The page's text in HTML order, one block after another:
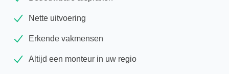
Nette uitvoering
Erkende vakmensen
Altijd een monteur in uw regio